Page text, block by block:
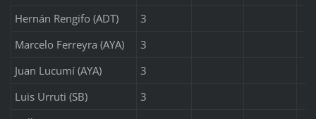
Hernán Rengifo (ADT)
3
Marcelo Ferreyra (AYA)
3
Juan Lucumí (AYA)
3
Luis Urruti (SB)
3